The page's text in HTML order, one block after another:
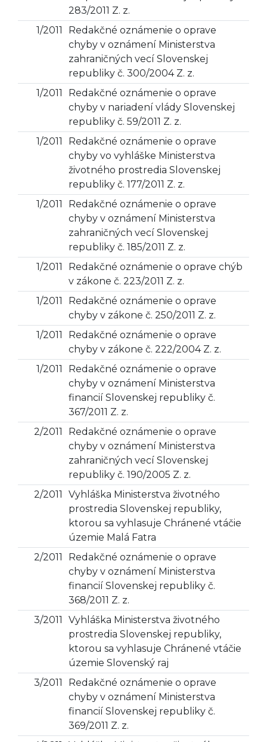
283/2011 Z. z.
1/2011
Redakčné oznámenie o oprave
chyby v oznámení Ministerstva
zahraničných vecí Slovenskej
republiky č. 300/2004 Z. z.
1/2011
Redakčné oznámenie o oprave
chyby v nariadení vlády Slovenskej
republiky č. 59/2011 Z. z.
1/2011
Redakčné oznámenie o oprave
chyby vo vyhláške Ministerstva
životného prostredia Slovenskej
republiky č. 177/2011 Z. z.
1/2011
Redakčné oznámenie o oprave
chyby v oznámení Ministerstva
zahraničných vecí Slovenskej
republiky č. 185/2011 Z. z.
1/2011
Redakčné oznámenie o oprave chýb
v zákone č. 223/2011 Z. z.
1/2011
Redakčné oznámenie o oprave
chyby v zákone č. 250/2011 Z. z.
1/2011
Redakčné oznámenie o oprave
chyby v zákone č. 222/2004 Z. z.
1/2011
Redakčné oznámenie o oprave
chyby v oznámení Ministerstva
financií Slovenskej republiky č.
367/2011 Z. z.
2/2011
Redakčné oznámenie o oprave
chyby v oznámení Ministerstva
zahraničných vecí Slovenskej
republiky č. 190/2005 Z. z.
2/2011
Vyhláška Ministerstva životného
prostredia Slovenskej republiky,
ktorou sa vyhlasuje Chránené vtáčie
územie Malá Fatra
2/2011
Redakčné oznámenie o oprave
chyby v oznámení Ministerstva
financií Slovenskej republiky č.
368/2011 Z. z.
3/2011
Vyhláška Ministerstva životného
prostredia Slovenskej republiky,
ktorou sa vyhlasuje Chránené vtáčie
územie Slovenský raj
3/2011
Redakčné oznámenie o oprave
chyby v oznámení Ministerstva
financií Slovenskej republiky č.
369/2011 Z. z.